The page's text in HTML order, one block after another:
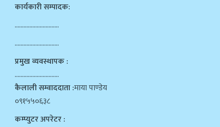
कार्यकारी सम्पादक:
…………………………
…………………………
प्रमुख व्यवस्थापक :
…………………………
कैलाली सम्वाददाता :माया पाण्डेय
०९१५५०६३८
कम्प्युटर अपरेटर :